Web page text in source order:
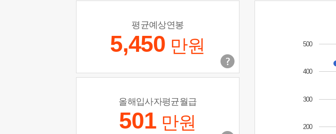
평균예상연봉
5,450 만원
올해입사자평균월급
501 만원 200
300
400
500